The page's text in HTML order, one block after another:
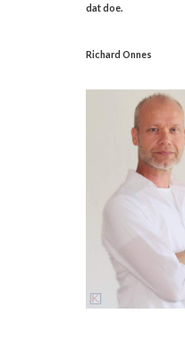
dat doe.
Richard Onnes